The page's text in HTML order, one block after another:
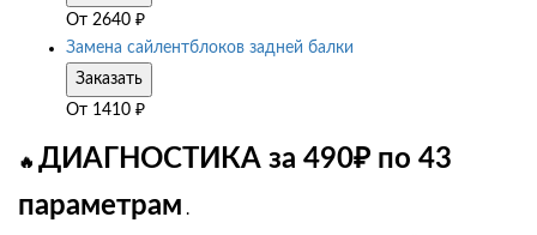
От 2640 ₽
Замена сайлентблоков задней балки
Заказать
От 1410 ₽
🔥 ДИАГНОСТИКА за 490₽ по 43
параметрам .